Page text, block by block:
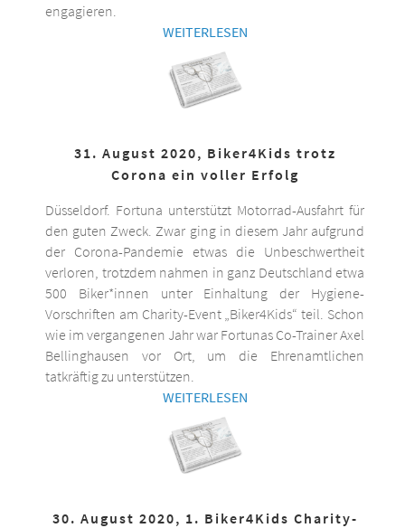
engagieren.
WEITERLESEN
31. August 2020, Biker4Kids trotz
Corona ein voller Erfolg
Düsseldorf. Fortuna unterstützt Motorrad-Ausfahrt für
den guten Zweck. Zwar ging in diesem Jahr aufgrund
der Corona-Pandemie etwas die Unbeschwertheit
verloren, trotzdem nahmen in ganz Deutschland etwa
500 Biker*innen unter Einhaltung der Hygiene-
Vorschriften am Charity-Event „Biker4Kids“ teil. Schon
wie im vergangenen Jahr war Fortunas Co-Trainer Axel
Bellinghausen vor Ort, um die Ehrenamtlichen
tatkräftig zu unterstützen.
WEITERLESEN
30. August 2020, 1. Biker4Kids Charity-